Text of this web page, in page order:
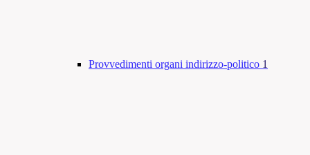
Provvedimenti organi indirizzo-politico 1